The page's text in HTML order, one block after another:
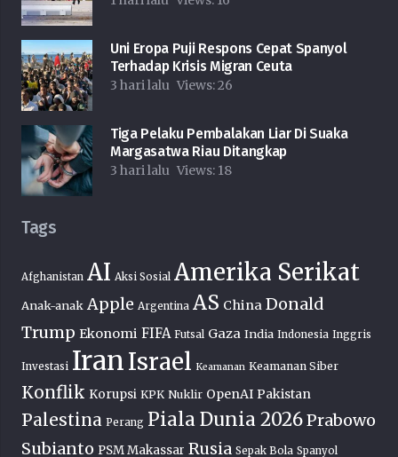
Uni Eropa Puji Respons Cepat Spanyol
Terhadap Krisis Migran Ceuta
3 hari lalu Views:26
Tiga Pelaku Pembalakan Liar Di Suaka
Margasatwa Riau Ditangkap
3 hari lalu Views: 18
Tags
Afghanistan AI Aksi Sosial Amerika Serikat
Anak-anak Apple Argentina AS China Donald
Trump Ekonomi FIFA Futsal Gaza India Indonesia Inggris
Investasi IranIsrael Keamanan Keamanan Siber
Konflik Korupsi KPK Nuklir OpenAI Pakistan
Palestina Perang Piala Dunia 2026Prabowo
Subianto PSM Makassar Rusia Sepak Bola Spanyol